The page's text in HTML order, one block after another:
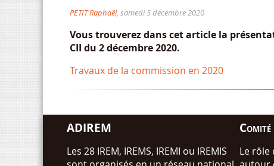
PETIT Raphaël, samedi 5 décembre 2020
Vous trouverez dans cet article la
CII du 2 décembre 2020.
Travaux de la commission en 2020
ADIREM
Les 28 IREM, IREMS, IREMI ou IREMIS
Le rôle